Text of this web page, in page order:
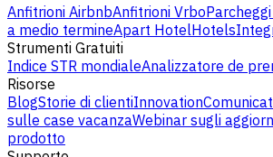
Anfitrioni AirbnbAnfitrioni Vrbo
a medio termineApart HotelHotels
Strumenti Gratuiti
Indice STR mondialeAnalizzatore de
Risorse
BlogStorie di clientiInnovation
sulle case vacanzaWebinar sugli
prodotto